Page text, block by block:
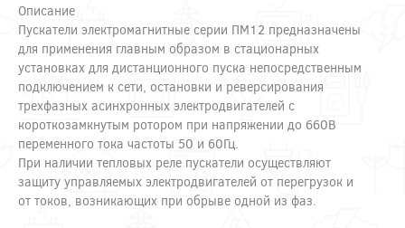
Описание
Пускатели электромагнитные серии ПМ12 предназначены
для применения главным образом в стационарных
установках для дистанционного пуска непосредственным
подключением к сети, остановки и реверсирования
трехфазных асинхронных электродвигателей с
короткозамкнутым ротором при напряжении до 660В
переменного тока частоты 50 и 60Гц.
При наличии тепловых реле пускатели осуществляют
защиту управляемых электродвигателей от перегрузок и
от токов, возникающих при обрыве одной из фаз.